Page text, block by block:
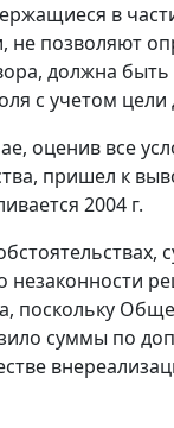
в
, не позволяют
должна
с учетом цели
оценив все
пришел к
2004 г.
незаконности
поскольку
суммы по